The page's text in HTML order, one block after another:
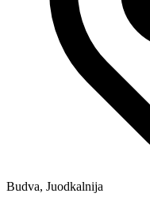
Budva, Juodkalnija